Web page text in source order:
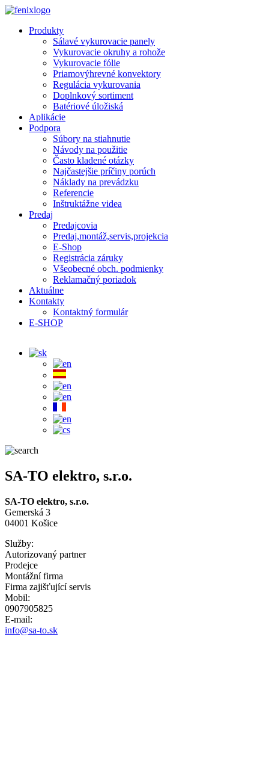
Skip to main content
Produkty
Sálavé vykurovacie panely
Vykurovacie okruhy a rohože
Vykurovacie fólie
Priamovýhrevné konvektory
Regulácia vykurovania
Doplnkový sortiment
Batériové úložiská
Aplikácie
Podpora
Súbory na stiahnutie
Návody na použitie
Často kladené otázky
Najčastejšie príčiny porúch
Náklady na prevádzku
Referencie
Inštruktážne videa
Predaj
Predajcovia
Predaj,montáž,servis,projekcia
E-Shop
Registrácia záruky
Všeobecné obch. podmienky
Reklamačný poriadok
Aktuálne
Kontakty
Kontaktný formulár
E-SHOP
SA-TO elektro, s.r.o.
SA-TO elektro, s.r.o.
Gemerská 3
04001 Košice
Služby:
Autorizovaný partner
Prodejce
Montážní firma
Firma zajišťující servis
Mobil:
0907905825
E-mail:
info@sa-to.sk